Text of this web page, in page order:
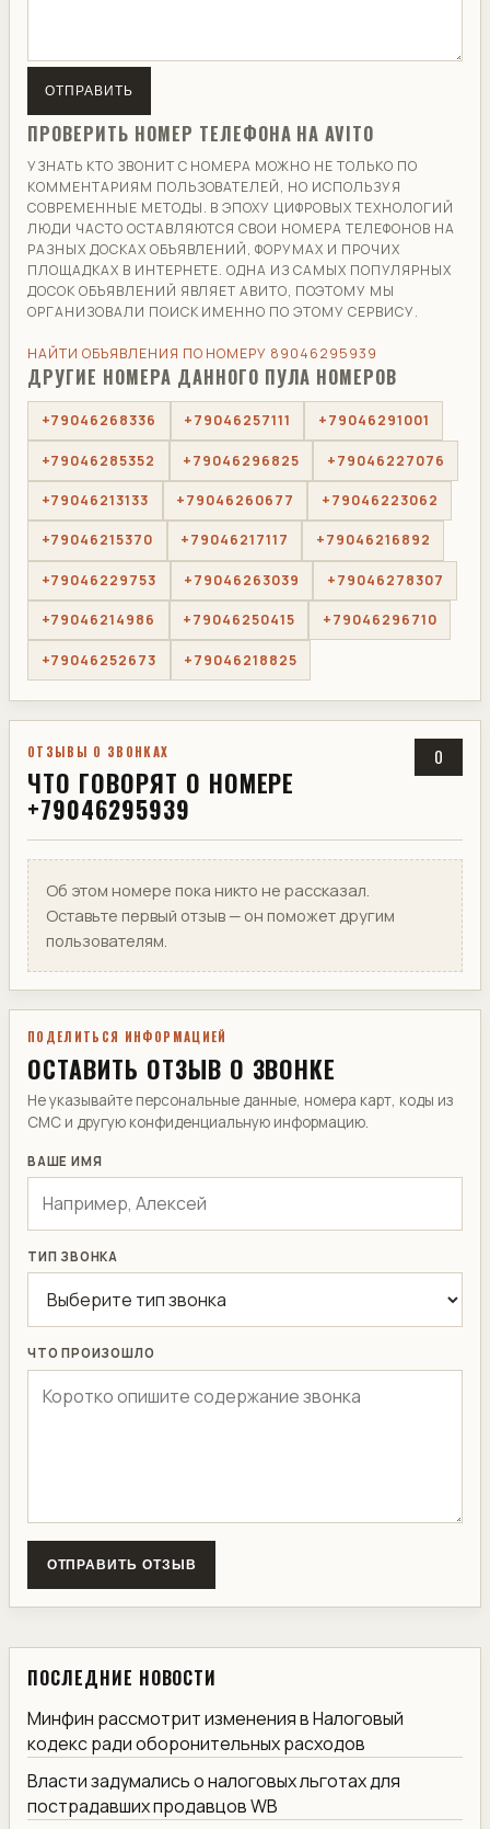
ОТПРАВИТЬ
ПРОВЕРИТЬ НОМЕР ТЕЛЕФОНА НА AVITO
УЗНАТЬ КТО ЗВОНИТ С НОМЕРА МОЖНО НЕ ТОЛЬКО ПО
КОММЕНТАРИЯМ ПОЛЬЗОВАТЕЛЕЙ, НО ИСПОЛЬЗУЯ
СОВРЕМЕННЫЕ МЕТОДЫ. В ЭПОХУ ЦИФРОВЫХ ТЕХНОЛОГИЙ
ЛЮДИ ЧАСТО ОСТАВЛЯЮТСЯ СВОИ НОМЕРА ТЕЛЕФОНОВ НА
РАЗНЫХ ДОСКАХ ОБЪЯВЛЕНИЙ, ФОРУМАХ И ПРОЧИХ
ПЛОЩАДКАХ В ИНТЕРНЕТЕ. ОДНА ИЗ САМЫХ ПОПУЛЯРНЫХ
ДОСОК ОБЪЯВЛЕНИЙ ЯВЛЯЕТ АВИТО, ПОЭТОМУ МЫ
ОРГАНИЗОВАЛИ ПОИСК ИМЕННО ПО ЭТОМУ СЕРВИСУ.
НАЙТИ ОБЪЯВЛЕНИЯ ПО НОМЕРУ 89046295939
ДРУГИЕ НОМЕРА ДАННОГО ПУЛА НОМЕРОВ
+79046268336 +79046257111 +79046291001
+79046285352 +79046296825 +79046227076
+79046213133 +79046260677 +79046223062
+79046215370 +79046217117 +79046216892
+79046229753 +79046263039 +79046278307
+79046214986 +79046250415 +79046296710
+79046252673 +79046218825
ОТЗЫВЫ О ЗВОНКАХ
ЧТО ГОВОРЯТ О НОМЕРЕ
+79046295939
0
Об этом номере пока никто не рассказал.
Оставьте первый отзыв — он поможет другим
пользователям.
ПОДЕЛИТЬСЯ ИНФОРМАЦИЕЙ
ОСТАВИТЬ ОТЗЫВ О ЗВОНКЕ
Не указывайте персональные данные, номера карт, коды из
СМС и другую конфиденциальную информацию.
ВАШЕ ИМЯ
ТИП ЗВОНКА
ЧТО ПРОИЗОШЛО
ОТПРАВИТЬ ОТЗЫВ
ПОСЛЕДНИЕ НОВОСТИ
Минфин рассмотрит изменения в Налоговый
кодекс ради оборонительных расходов
Власти задумались о налоговых льготах для
пострадавших продавцов WB